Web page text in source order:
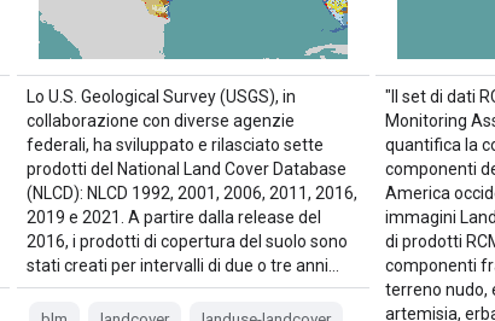
Lo U.S. Geological Survey (USGS), in
collaborazione con diverse agenzie
federali, ha sviluppato e rilasciato sette
prodotti del National Land Cover Database
(NLCD): NLCD 1992, 2001, 2006, 2011, 2016,
2019 e 2021. A partire dalla release del
2016, i prodotti di copertura del suolo sono
stati creati per intervalli di due o tre anni…
"Il set di dati
Monitoring
quantifica la
componenti
America
immagini
di prodotti
componenti
terreno nudo,
artemisia,